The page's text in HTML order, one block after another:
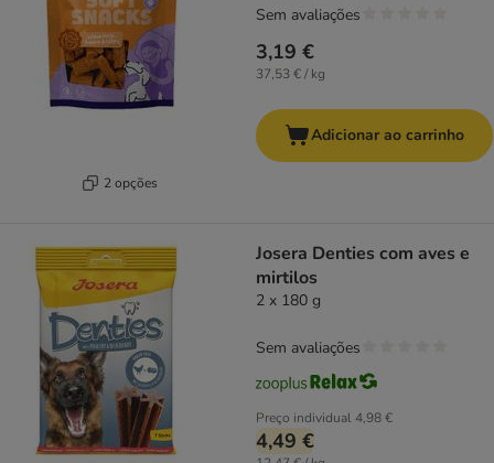
2 opções
3,19 €
37,53 € / kg
Sem avaliações
Adicionar ao carrinho
Josera Denties com aves e
mirtilos
2 x 180 g
Preço individual4,98 €
4,49 €
Sem avaliações